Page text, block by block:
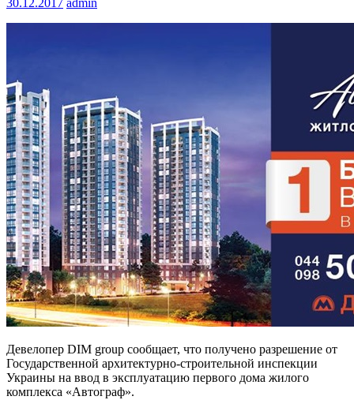
30.12.2017 admin
Девелопер DIM group сообщает, что получено разрешение от
Государственной архитектурно-строительной инспекции
Украины на ввод в эксплуатацию первого дома жилого
комплекса «Автограф».